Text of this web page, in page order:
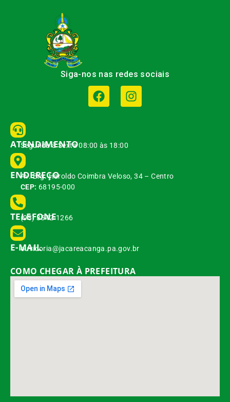
Siga-nos nas redes sociais
ATENDIMENTO
Segunda à Sexta 08:00 às 18:00
ENDEREÇO
Av. Brg. Haroldo Coimbra Veloso, 34 – Centro
CEP: 68195-000
TELEFONE
(93) 3542-1266
E-MAIL
ouvidoria@jacareacanga.pa.gov.br
COMO CHEGAR À PREFEITURA